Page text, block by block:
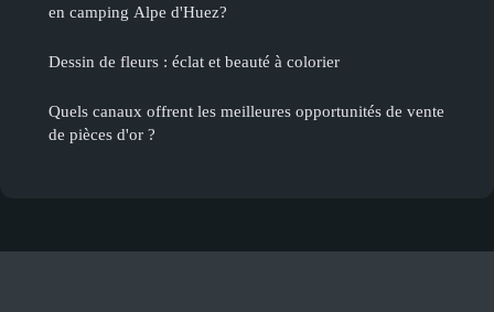
en camping Alpe d'Huez?
Dessin de fleurs : éclat et beauté à colorier
Quels canaux offrent les meilleures opportunités de vente
de pièces d'or ?